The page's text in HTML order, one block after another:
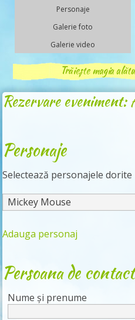
Personaje
Galerie foto
Galerie video
Trăiește magia
Rezervare eveniment:
Personaje
Selectează personajele dorite
Adauga personaj
Persoana de contact
Nume și prenume